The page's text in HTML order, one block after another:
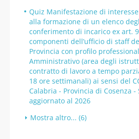
Quiz Manifestazione di
alla formazione di un elenco
conferimento di incarico ex art.
componenti dell’ufficio di staff
Provincia con profilo
Amministrativo (area degli
contratto di lavoro a tempo
18 ore settimanali) ai sensi del
Calabria - Provincia di Cosenza
aggiornato al 2026
Mostra altro... (6)